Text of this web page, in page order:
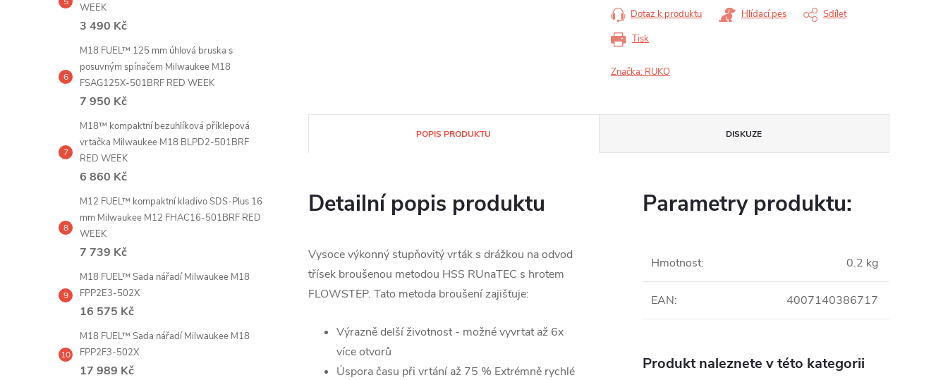
WEEK
3 490 Kč
M18 FUEL™ 125 mm úhlová bruska s
posuvným spínačem Milwaukee M18
FSAG125X-501BRF RED WEEK
7 950 Kč
M18™ kompaktní bezuhlíková příklepová
vrtačka Milwaukee M18 BLPD2-501BRF
RED WEEK
6 860 Kč
M12 FUEL™ kompaktní kladivo SDS-Plus 16
mm Milwaukee M12 FHAC16-501BRF RED
WEEK
7 739 Kč
M18 FUEL™ Sada nářadí Milwaukee M18
FPP2E3-502X
16 575 Kč
M18 FUEL™ Sada nářadí Milwaukee M18
FPP2F3-502X
17 989 Kč
Tisk
Dotaz k produktu Hlídací pes Sdílet
Značka: RUKO
POPIS PRODUKTU DISKUZE
Detailní popis produktu
Vysoce výkonný stupňovitý vrták s drážkou na odvod
třísek broušenou metodou HSS RUnaTEC s hrotem
FLOWSTEP. Tato metoda broušení zajišťuje:
Výrazně delší životnost - možné vyvrtat až 6x
více otvorů
Úspora času při vrtání až 75 % Extrémně rychlé
Parametry produktu:
Hmotnost: 0.2 kg
EAN: 4007140386717
Produkt naleznete v této kategorii